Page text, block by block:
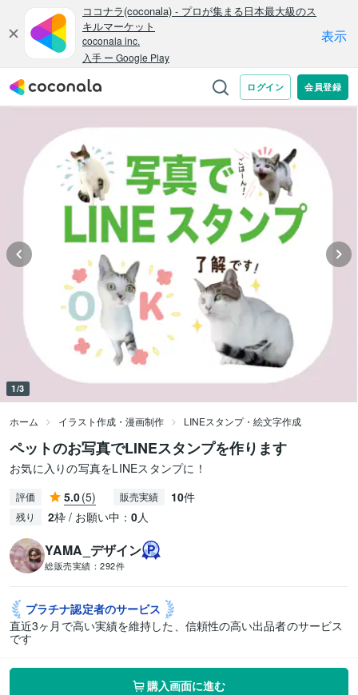
1/3
ホーム イラスト作成・漫画制作 LINEスタンプ・絵文字作成
ペットのお写真でLINEスタンプを作ります
お気に入りの写真をLINEスタンプに！
評価 5.0(5) 販売実績 10件
残り 2枠 / お願い中： 0人
YAMA_デザイン
総販売実績： 292件
プラチナ認定者のサービス
直近3ヶ月で高い実績を維持した、信頼性の高い出品者のサービス
です
購入画面に進む